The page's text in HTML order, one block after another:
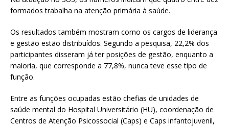
formados trabalha na atenção primária à saúde.
Os resultados também mostram como os cargos de liderança
e gestão estão distribuídos. Segundo a pesquisa, 22,2% dos
participantes disseram já ter posições de gestão, enquanto a
maioria, que corresponde a 77,8%, nunca teve esse tipo de
função.
Entre as funções ocupadas estão chefias de unidades de
saúde mental do Hospital Universitário (HU), coordenação de
Centros de Atenção Psicossocial (Caps) e Caps infantojuvenil,